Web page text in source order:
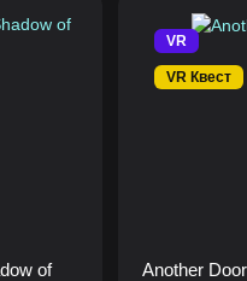
of
VR
VR Квест
Another